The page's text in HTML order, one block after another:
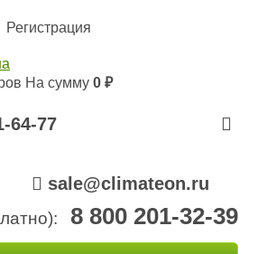
Регистрация
На сумму 0 ₽
64-77
sale@climateon.ru
8 800 201-32-39